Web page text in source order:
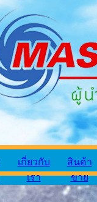
เกี่ยวกับ
เรา
สินค้า
ขาย